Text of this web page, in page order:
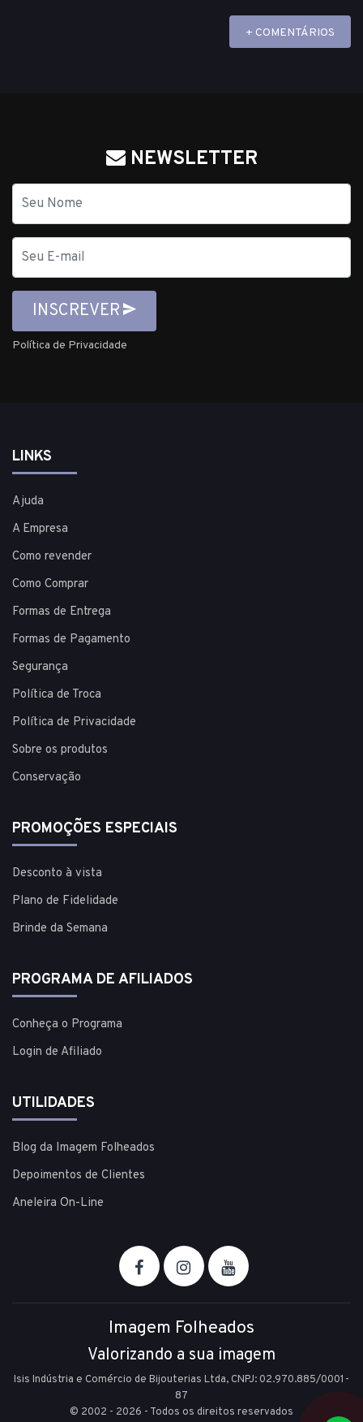
+ COMENTÁRIOS
NEWSLETTER
mail
INSCREVER
Política de Privacidade
LINKS
Ajuda
A Empresa
Como revender
Como Comprar
Formas de Entrega
Formas de Pagamento
Segurança
Política de Troca
Política de Privacidade
Sobre os produtos
Conservação
PROMOÇÕES ESPECIAIS
Desconto à vista
Plano de Fidelidade
Brinde da Semana
PROGRAMA DE AFILIADOS
Conheça o Programa
Login de Afiliado
UTILIDADES
Blog da Imagem Folheados
Depoimentos de Clientes
Aneleira On-Line
Imagem Folheados
Valorizando a sua imagem
Isis Indústria e Comércio de Bijouterias Ltda, CNPJ: 02.970.885/0001-
87
© 2002 - 2026 - Todos os direitos reservados